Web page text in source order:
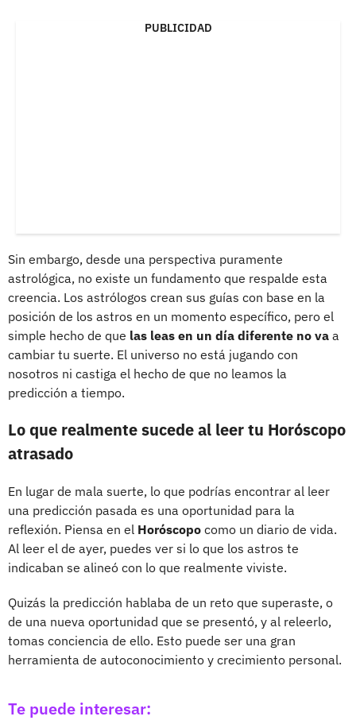
PUBLICIDAD
Sin embargo, desde una perspectiva puramente
astrológica, no existe un fundamento que respalde esta
creencia. Los astrólogos crean sus guías con base en la
posición de los astros en un momento específico, pero el
simple hecho de que las leas en un día diferente no va a
cambiar tu suerte. El universo no está jugando con
nosotros ni castiga el hecho de que no leamos la
predicción a tiempo.
Lo que realmente sucede al leer tu Horóscopo
atrasado
En lugar de mala suerte, lo que podrías encontrar al leer
una predicción pasada es una oportunidad para la
reflexión. Piensa en el Horóscopo como un diario de vida.
Al leer el de ayer, puedes ver si lo que los astros te
indicaban se alineó con lo que realmente viviste.
Quizás la predicción hablaba de un reto que superaste, o
de una nueva oportunidad que se presentó, y al releerlo,
tomas conciencia de ello. Esto puede ser una gran
herramienta de autoconocimiento y crecimiento personal.
Te puede interesar: